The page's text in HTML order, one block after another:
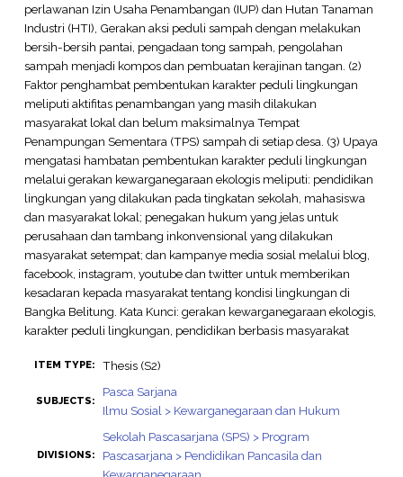
perlawanan Izin Usaha Penambangan (IUP) dan Hutan Tanaman
Industri (HTI), Gerakan aksi peduli sampah dengan melakukan
bersih-bersih pantai, pengadaan tong sampah, pengolahan
sampah menjadi kompos dan pembuatan kerajinan tangan. (2)
Faktor penghambat pembentukan karakter peduli lingkungan
meliputi aktifitas penambangan yang masih dilakukan
masyarakat lokal dan belum maksimalnya Tempat
Penampungan Sementara (TPS) sampah di setiap desa. (3) Upaya
mengatasi hambatan pembentukan karakter peduli lingkungan
melalui gerakan kewarganegaraan ekologis meliputi: pendidikan
lingkungan yang dilakukan pada tingkatan sekolah, mahasiswa
dan masyarakat lokal; penegakan hukum yang jelas untuk
perusahaan dan tambang inkonvensional yang dilakukan
masyarakat setempat; dan kampanye media sosial melalui blog,
facebook, instagram, youtube dan twitter untuk memberikan
kesadaran kepada masyarakat tentang kondisi lingkungan di
Bangka Belitung. Kata Kunci: gerakan kewarganegaraan ekologis,
karakter peduli lingkungan, pendidikan berbasis masyarakat
ITEM TYPE: Thesis (S2)
SUBJECTS:
Pasca Sarjana
Ilmu Sosial > Kewarganegaraan dan Hukum
DIVISIONS:
Sekolah Pascasarjana (SPS) > Program
Pascasarjana > Pendidikan Pancasila dan